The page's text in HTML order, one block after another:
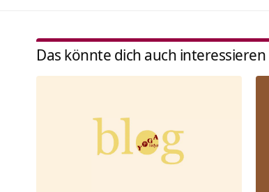
Das könnte dich auch interessieren